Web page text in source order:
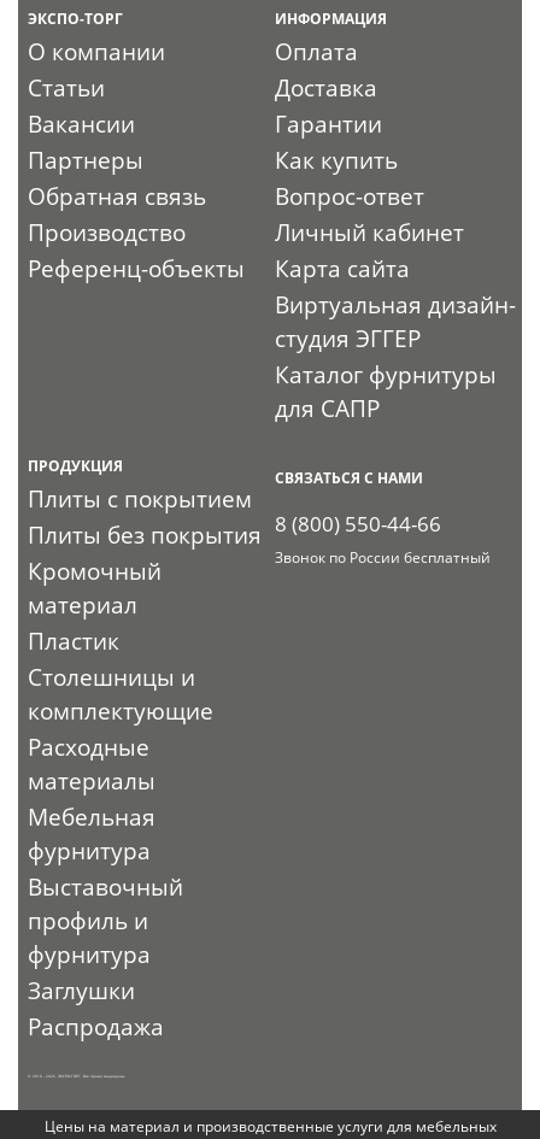
ЭКСПО-ТОРГ
О компании
Статьи
Вакансии
Партнеры
Обратная связь
Производство
Референц-объекты
ИНФОРМАЦИЯ
Оплата
Доставка
Гарантии
Как купить
Вопрос-ответ
Личный кабинет
Карта сайта
Виртуальная дизайн-
студия ЭГГЕР
Каталог фурнитуры
для САПР
ПРОДУКЦИЯ
Плиты с покрытием
Плиты без покрытия
Кромочный
материал
Пластик
Столешницы и
комплектующие
Расходные
материалы
Мебельная
фурнитура
Выставочный
профиль и
фурнитура
Заглушки
Распродажа
СВЯЗАТЬСЯ С НАМИ
8 (800) 550-44-66
Звонок по России бесплатный
© 2010 - 2026. ЭКСПО-ТОРГ. Все права защищены.
Цены на материал и производственные услуги для мебельных